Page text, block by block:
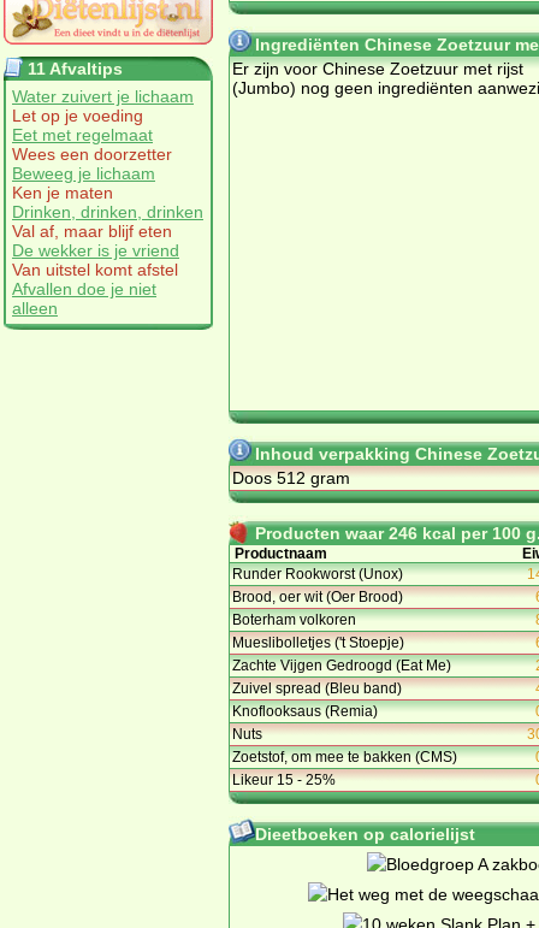
11 Afvaltips
Water zuivert je lichaam
Let op je voeding
Eet met regelmaat
Wees een doorzetter
Beweeg je lichaam
Ken je maten
Drinken, drinken, drinken
Val af, maar blijf eten
De wekker is je vriend
Van uitstel komt afstel
Afvallen doe je niet
alleen
Ingrediënten Chinese Zoetzuur
Er zijn voor Chinese Zoetzuur met rijst
(Jumbo) nog geen ingrediënten
Inhoud verpakking Chinese
Doos 512 gram
Producten waar 246 kcal per 100
Productnaam
Runder Rookworst (Unox)
Brood, oer wit (Oer Brood)
Boterham volkoren
Mueslibolletjes ('t Stoepje)
Zachte Vijgen Gedroogd (Eat Me)
Zuivel spread (Bleu band)
Knoflooksaus (Remia)
Nuts
Zoetstof, om mee te bakken (CMS)
Likeur 15 - 25%
Dieetboeken op calorielijst